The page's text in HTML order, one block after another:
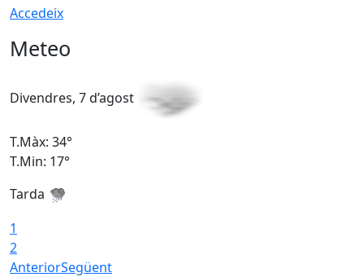
Accedeix
Meteo
Divendres, 7 d’agost
T.Màx: 34°
T.Min: 17°
Tarda
1
2
AnteriorSegüent